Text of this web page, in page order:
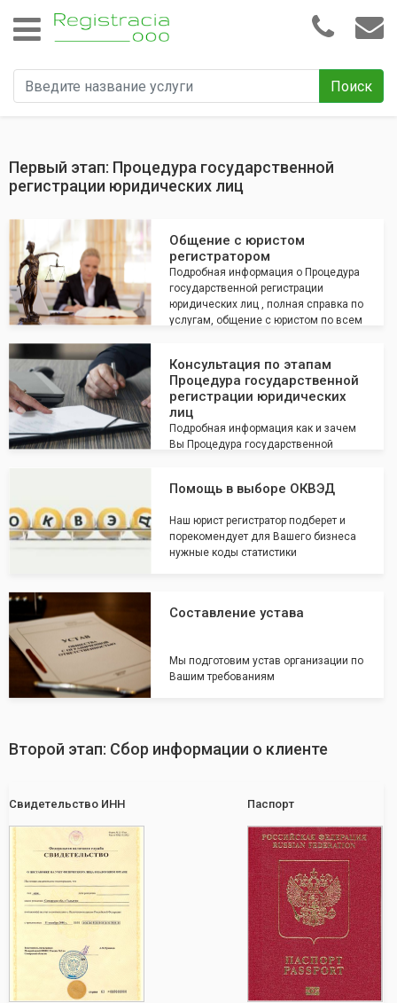
Поиск
Первый этап: Процедура государственной
регистрации юридических лиц
Общение с юристом
регистратором
Подробная информация о Процедура
государственной регистрации
юридических лиц , полная справка по
услугам, общение с юристом по всем
Консультация по этапам
Процедура государственной
регистрации юридических
лиц
Подробная информация как и зачем
Вы Процедура государственной
Помощь в выборе ОКВЭД
Наш юрист регистратор подберет и
порекомендует для Вашего бизнеса
нужные коды статистики
Составление устава
Мы подготовим устав организации по
Вашим требованиям
Второй этап: Сбор информации о клиенте
Свидетельство ИНН Паспорт